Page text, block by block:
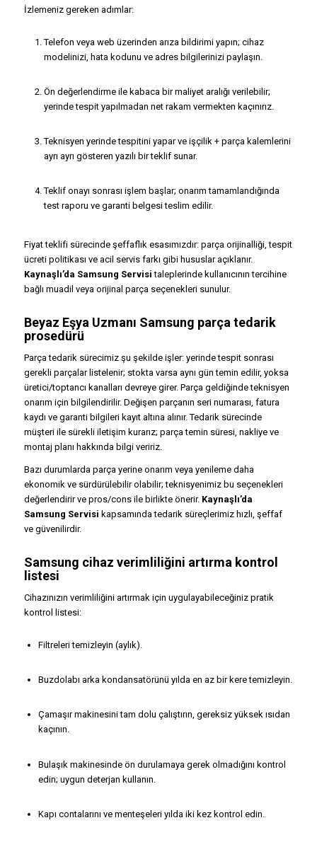
İzlemeniz gereken adımlar:
Telefon veya web üzerinden arıza bildirimi yapın; cihaz
modelinizi, hata kodunu ve adres bilgilerinizi paylaşın.
Ön değerlendirme ile kabaca bir maliyet aralığı verilebilir;
yerinde tespit yapılmadan net rakam vermekten kaçınırız.
Teknisyen yerinde tespitini yapar ve işçilik + parça kalemlerini
ayrı ayrı gösteren yazılı bir teklif sunar.
Teklif onayı sonrası işlem başlar; onarım tamamlandığında
test raporu ve garanti belgesi teslim edilir.
Fiyat teklifi sürecinde şeffaflık esasımızdır: parça orijinalliği, tespit
ücreti politikası ve acil servis farkı gibi hususlar açıklanır.
Kaynaşlı’da Samsung Servisi taleplerinde kullanıcının tercihine
bağlı muadil veya orijinal parça seçenekleri sunulur.
Beyaz Eşya Uzmanı Samsung parça tedarik
prosedürü
Parça tedarik sürecimiz şu şekilde işler: yerinde tespit sonrası
gerekli parçalar listelenir; stokta varsa aynı gün temin edilir, yoksa
üretici/toptancı kanalları devreye girer. Parça geldiğinde teknisyen
onarım için bilgilendirilir. Değişen parçanın seri numarası, fatura
kaydı ve garanti bilgileri kayıt altına alınır. Tedarik sürecinde
müşteri ile sürekli iletişim kurarız; parça temin süresi, nakliye ve
montaj planı hakkında bilgi veririz.
Bazı durumlarda parça yerine onarım veya yenileme daha
ekonomik ve sürdürülebilir olabilir; teknisyenimiz bu seçenekleri
değerlendirir ve pros/cons ile birlikte önerir. Kaynaşlı’da
Samsung Servisi kapsamında tedarik süreçlerimiz hızlı, şeffaf
ve güvenilirdir.
Samsung cihaz verimliliğini artırma kontrol
listesi
Cihazınızın verimliliğini artırmak için uygulayabileceğiniz pratik
kontrol listesi:
Filtreleri temizleyin (aylık).
Buzdolabı arka kondansatörünü yılda en az bir kere temizleyin.
Çamaşır makinesini tam dolu çalıştırın, gereksiz yüksek ısıdan
kaçının.
Bulaşık makinesinde ön durulamaya gerek olmadığını kontrol
edin; uygun deterjan kullanın.
Kapı contalarını ve menteşeleri yılda iki kez kontrol edin.